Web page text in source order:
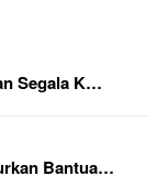
Segala K…
Bantua…